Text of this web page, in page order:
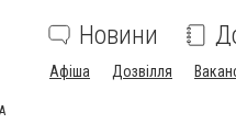
Новини
Афіша Дозвілля